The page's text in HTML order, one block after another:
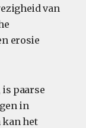
van
erosie
paarse
in
kan het